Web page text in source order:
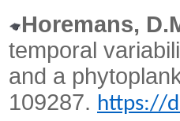
Horemans,
temporal
and a
109287. https://